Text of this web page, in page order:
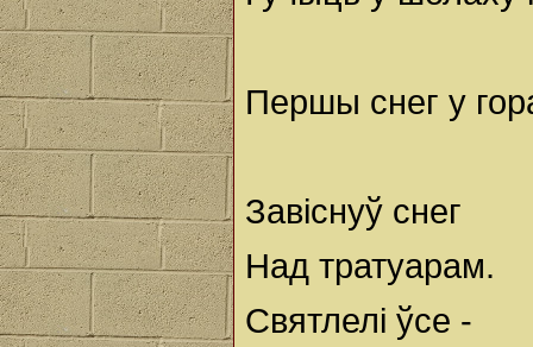
Першы снег у
Завіснуў снег
Над тратуарам.
Святлелі ўсе -